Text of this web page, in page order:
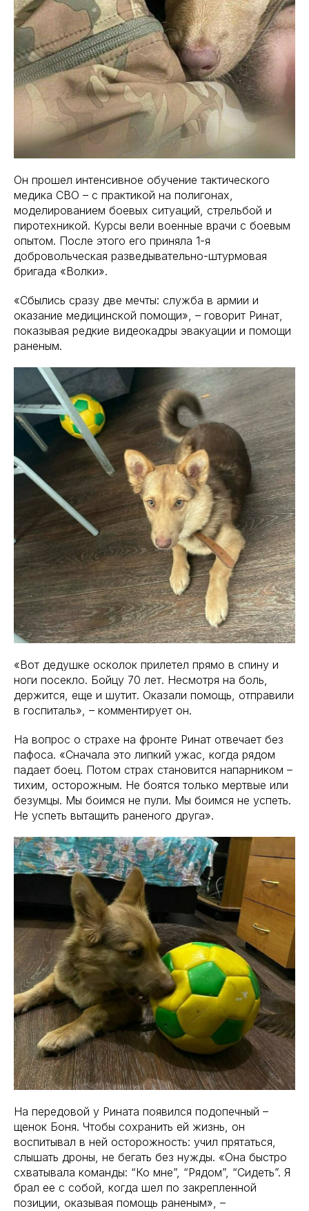
Он прошел интенсивное обучение тактического
медика СВО – с практикой на полигонах,
моделированием боевых ситуаций, стрельбой и
пиротехникой. Курсы вели военные врачи с боевым
опытом. После этого его приняла 1-я
добровольческая разведывательно-штурмовая
бригада «Волки».
«Сбылись сразу две мечты: служба в армии и
оказание медицинской помощи», – говорит Ринат,
показывая редкие видеокадры эвакуации и помощи
раненым.
«Вот дедушке осколок прилетел прямо в спину и
ноги посекло. Бойцу 70 лет. Несмотря на боль,
держится, еще и шутит. Оказали помощь, отправили
в госпиталь», – комментирует он.
На вопрос о страхе на фронте Ринат отвечает без
пафоса. «Сначала это липкий ужас, когда рядом
падает боец. Потом страх становится напарником –
тихим, осторожным. Не боятся только мертвые или
безумцы. Мы боимся не пули. Мы боимся не успеть.
Не успеть вытащить раненого друга».
На передовой у Рината появился подопечный –
щенок Боня. Чтобы сохранить ей жизнь, он
воспитывал в ней осторожность: учил прятаться,
слышать дроны, не бегать без нужды. «Она быстро
схватывала команды: “Ко мне”, “Рядом”, “Сидеть”. Я
брал ее с собой, когда шел по закрепленной
позиции, оказывая помощь раненым», –